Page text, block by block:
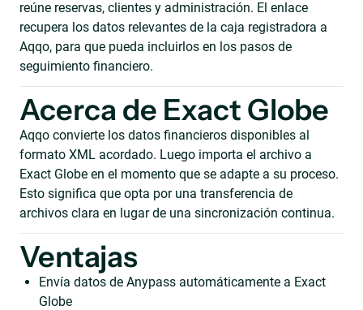
reúne reservas, clientes y administración. El enlace
recupera los datos relevantes de la caja registradora a
Aqqo, para que pueda incluirlos en los pasos de
seguimiento financiero.
Acerca de Exact Globe
Aqqo convierte los datos financieros disponibles al
formato XML acordado. Luego importa el archivo a
Exact Globe en el momento que se adapte a su proceso.
Esto significa que opta por una transferencia de
archivos clara en lugar de una sincronización continua.
Ventajas
Envía datos de Anypass automáticamente a Exact
Globe